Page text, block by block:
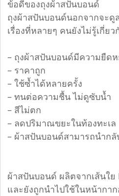
ข้อดีของถุงผ้าสปันบอนด์
ถุงผ้าสปันบอนด์นอกจากจะดู
เรื่องที่หลายๆ คนยังไม่รู้เกี่ย
– ถุงผ้าสปันบอนด์มีความยืด
– ราคาถูก
– ใช้ซ้ำได้หลายครั้ง
– ทนต่อความชื้น ไม่ดูซับน้ำ
– สีไม่ตก
– ลดปริมาณขยะในท้องทะเล
– ผ้าสปันบอนด์สามารถนำกลั
ผ้าสปันบอนด์ ผลิตจากเส้นใย
และยังถูกนำไปใช้ในหน้ากา